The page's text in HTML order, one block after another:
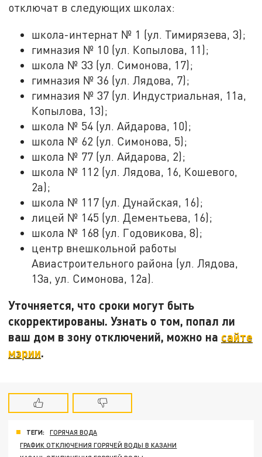
отключат в следующих школах:
школа-интернат № 1 (ул. Тимирязева, 3);
гимназия № 10 (ул. Копылова, 11);
школа № 33 (ул. Симонова, 17);
гимназия № 36 (ул. Лядова, 7);
гимназия № 37 (ул. Индустриальная, 11а,
Копылова, 13);
школа № 54 (ул. Айдарова, 10);
школа № 62 (ул. Симонова, 5);
школа № 77 (ул. Айдарова, 2);
школа № 112 (ул. Лядова, 16, Кошевого,
2а);
школа № 117 (ул. Дунайская, 16);
лицей № 145 (ул. Дементьева, 16);
школа № 168 (ул. Годовикова, 8);
центр внешкольной работы
Авиастроительного района (ул. Лядова,
13а, ул. Симонова, 12а).
Уточняется, что сроки могут быть
скорректированы. Узнать о том, попал ли
ваш дом в зону отключений, можно на сайте
мэрии.
ТЕГИ:
ГОРЯЧАЯ ВОДА
ГРАФИК ОТКЛЮЧЕНИЯ ГОРЯЧЕЙ ВОДЫ В КАЗАНИ